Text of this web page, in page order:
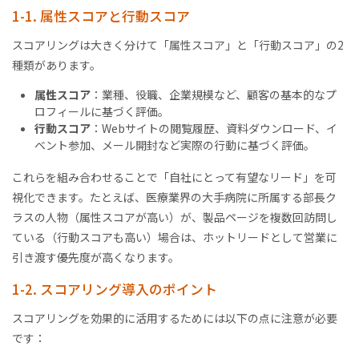
1-1. 属性スコアと行動スコア
スコアリングは大きく分けて「属性スコア」と「行動スコア」の2
種類があります。
属性スコア ：業種、役職、企業規模など、顧客の基本的なプ
ロフィールに基づく評価。
行動スコア ：Webサイトの閲覧履歴、資料ダウンロード、イ
ベント参加、メール開封など実際の行動に基づく評価。
これらを組み合わせることで「自社にとって有望なリード」を可
視化できます。たとえば、医療業界の大手病院に所属する部長ク
ラスの人物（属性スコアが高い）が、製品ページを複数回訪問し
ている（行動スコアも高い）場合は、ホットリードとして営業に
引き渡す優先度が高くなります。
1-2. スコアリング導入のポイント
スコアリングを効果的に活用するためには以下の点に注意が必要
です：